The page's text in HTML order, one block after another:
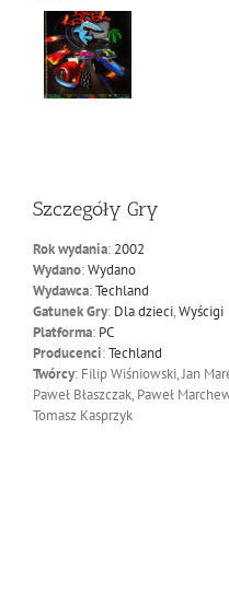
Szczegóły Gry
Rok wydania: 2002
Wydano:Wydano
Wydawca:Techland
Gatunek Gry: Dla dzieci,Wyścigi
Platforma: PC
Producenci:Techland
Twórcy: Filip Wiśniowski, Jan
Paweł Błaszczak, Paweł
Tomasz Kasprzyk